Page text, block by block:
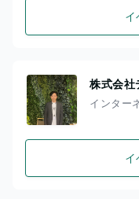
株式会社
インター